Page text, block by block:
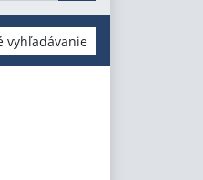
vyhľadávanie